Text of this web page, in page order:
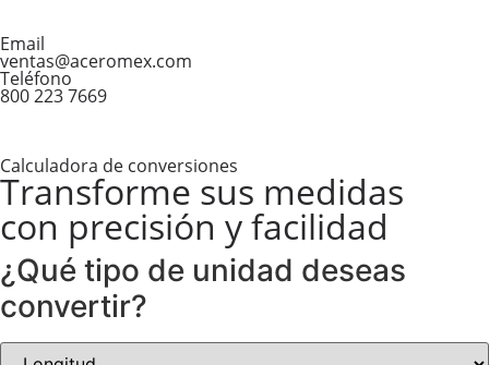
Email
ventas@aceromex.com
Teléfono
800 223 7669
Calculadora de conversiones
Transforme sus medidas
con precisión y facilidad​
¿Qué tipo de unidad deseas
convertir?